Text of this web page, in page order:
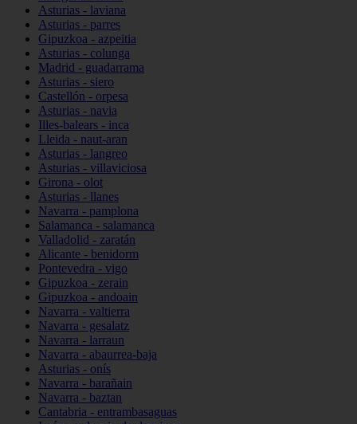
Asturias - laviana
Asturias - parres
Gipuzkoa - azpeitia
Asturias - colunga
Madrid - guadarrama
Asturias - siero
Castellón - orpesa
Asturias - navia
Illes-balears - inca
Lleida - naut-aran
Asturias - langreo
Asturias - villaviciosa
Girona - olot
Asturias - llanes
Navarra - pamplona
Salamanca - salamanca
Valladolid - zaratán
Alicante - benidorm
Pontevedra - vigo
Gipuzkoa - zerain
Gipuzkoa - andoain
Navarra - valtierra
Navarra - gesalatz
Navarra - larraun
Navarra - abaurrea-baja
Asturias - onís
Navarra - barañain
Navarra - baztan
Cantabria - entrambasaguas